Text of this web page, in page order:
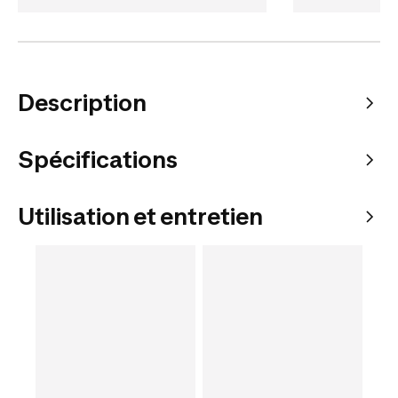
Description
Spécifications
Utilisation et entretien